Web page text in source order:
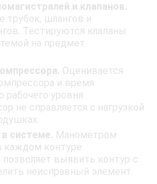
и клапанов.
трубок, шлангов и
Тестируются клапаны
на предмет
Оценивается
и время
рабочего уровня.
не справляется с нагрузкой
системе. Манометром
каждом контуре
выявить контур с
неисправный элемент.